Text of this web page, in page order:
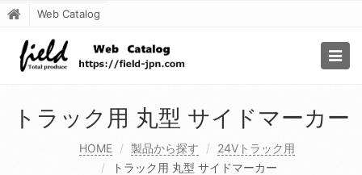
Web Catalog
トラック用 丸型 サイドマーカー
HOME 製品から探す
24Vトラック用
トラック用 丸型 サイドマーカー